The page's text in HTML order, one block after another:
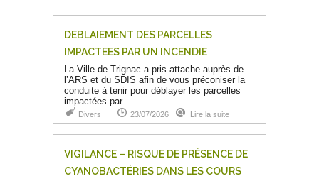
DEBLAIEMENT DES PARCELLES
IMPACTEES PAR UN INCENDIE
La Ville de Trignac a pris attache auprès de
l’ARS et du SDIS afin de vous préconiser la
conduite à tenir pour déblayer les parcelles
impactées par...
Divers 23/07/2026 Lire la suite
VIGILANCE – RISQUE DE PRÉSENCE DE
CYANOBACTÉRIES DANS LES COURS